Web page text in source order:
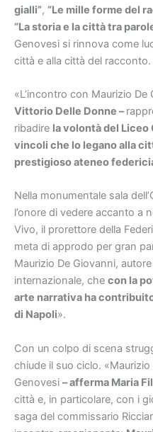
gialli”, “Le mille forme del
“La storia e la città tra
Genovesi si rinnova come
città e alla città del racconto.
«L’incontro con Maurizio De
Vittorio Delle Donne –
ribadire la volontà del
vincoli che lo legano alla
prestigioso ateneo
Nella monumentale sala
l’onore di vedere accanto a
Vivo, il prorettore della
meta di approdo per gran
Maurizio De Giovanni,
internazionale, che con la
arte narrativa ha
di Napoli».
Con un colpo di scena
chiude il suo ciclo.
Genovesi – afferma Maria
città e, in particolare, con i
saga del commissario